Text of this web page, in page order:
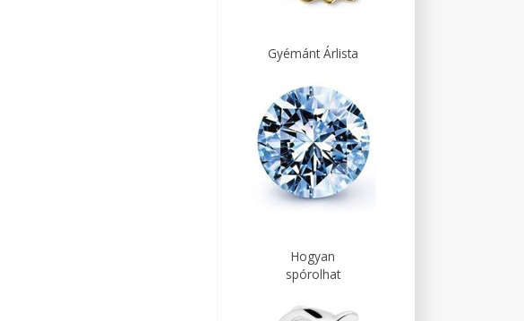
Gyémánt Árlista
Hogyan
spórolhat